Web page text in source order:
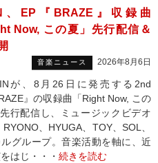
、EP『BRAZE』収録曲
Now, この夏」先行配信＆
音楽ニュース 2026年8月6日
が、8月26日に発売する2nd
』の収録曲「Right Now, この
行配信し、ミュージックビデオ
、HYUGA、TOY、SOL、
グループ。音楽活動を軸に、近
はじ・・・ 続きを読む